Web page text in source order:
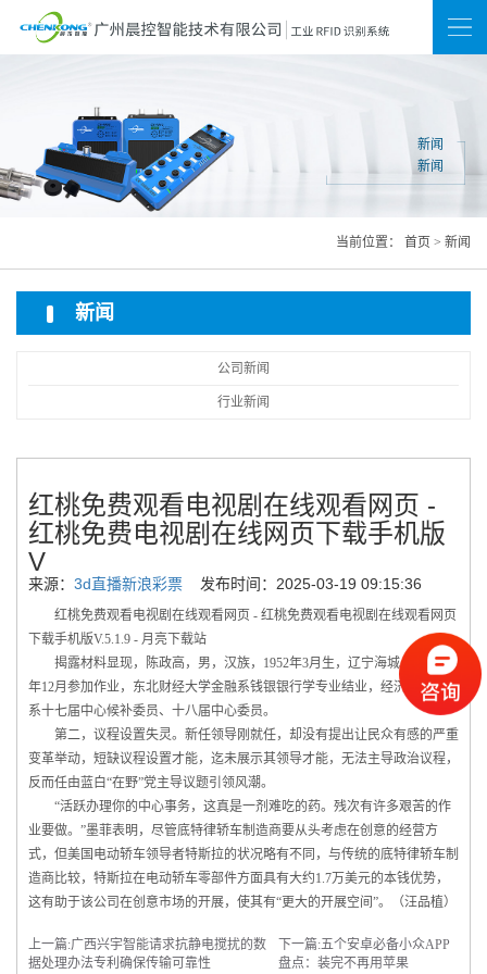
新闻
网站地图
新闻
新闻
当前位置： 首页 > 新闻
新闻
公司新闻
行业新闻
红桃免费观看电视剧在线观看网页 -
红桃免费电视剧在线网页下载手机版
V
来源： 3d直播新浪彩票 发布时间：2025-03-19 09:15:36
红桃免费观看电视剧在线观看网页 - 红桃免费观看电视剧在线观看网页
下载手机版V.5.1.9 - 月亮下载站
揭露材料显现，陈政高，男，汉族，1952年3月生，辽宁海城人，1970
年12月参加作业，东北财经大学金融系钱银银行学专业结业，经济学硕士，
系十七届中心候补委员、十八届中心委员。
第二，议程设置失灵。新任领导刚就任，却没有提出让民众有感的严重
变革举动，短缺议程设置才能，迄未展示其领导才能，无法主导政治议程，
反而任由蓝白“在野”党主导议题引领风潮。
“活跃办理你的中心事务，这真是一剂难吃的药。残次有许多艰苦的作
业要做。”墨菲表明，尽管底特律轿车制造商要从头考虑在创意的经营方
式，但美国电动轿车领导者特斯拉的状况略有不同，与传统的底特律轿车制
造商比较，特斯拉在电动轿车零部件方面具有大约1.7万美元的本钱优势，
这有助于该公司在创意市场的开展，使其有“更大的开展空间”。（汪品植）
上一篇:广西兴宇智能请求抗静电搅扰的数
据处理办法专利确保传输可靠性
下一篇:五个安卓必备小众APP
盘点：装完不再用苹果